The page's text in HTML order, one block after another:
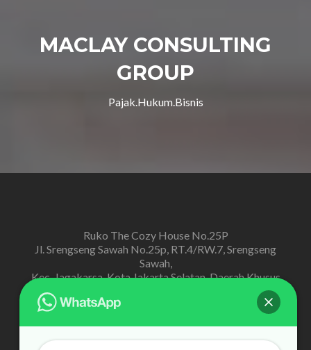
MACLAY CONSULTING
GROUP
Pajak.Hukum.Bisnis
Ruko The Cozy House No.25P
Jl. Srengseng Sawah No.25p, RT.4/RW.7, Srengseng
Sawah,
Kec. Jagakarsa, Kota Jakarta Selatan, Daerah Khusus
admin@me-konsultan.com